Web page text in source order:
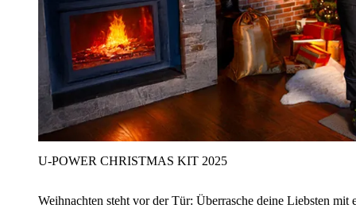
U‑POWER CHRISTMAS KIT 2025
Weihnachten steht vor der Tür: Überrasche deine Liebsten